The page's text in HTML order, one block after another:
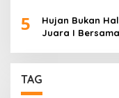
5
Hujan Bukan
Juara I
TAG